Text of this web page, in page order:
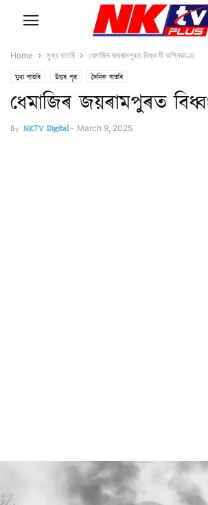
Home মুখ্য বাতৰি ধেমাজিৰ জয়ৰামপুৰত বিধ্বংসী অগ্নিকাণ্ড
মুখ্য বাতৰি উত্তৰ পূৱ দৈনিক বাতৰি
ধেমাজিৰ জয়ৰামপুৰত
By NKTV Digital- March 9, 2025